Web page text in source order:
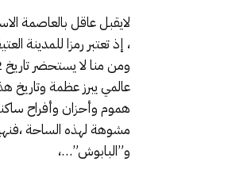
لايقبل عاقل بالعاصمة
، إذ تعتبر رمزا للمدينة
عالمي يبرز عظمة وتاريخ
هموم وأحزان وأفراح
مشوهة لهذه الساحة
و”البابوش”…،